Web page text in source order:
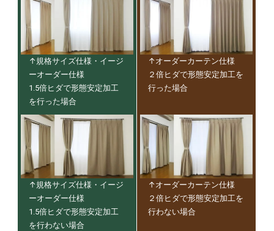
↑規格サイズ仕様・イージ
ーオーダー仕様
1.5倍ヒダで形態安定加工
を行った場合
↑オーダーカーテン仕様
２倍ヒダで形態安定加工を
行った場合
↑規格サイズ仕様・イージ
ーオーダー仕様
1.5倍ヒダで形態安定加工
を行わない場合
↑オーダーカーテン仕様
２倍ヒダで形態安定加工を
行わない場合